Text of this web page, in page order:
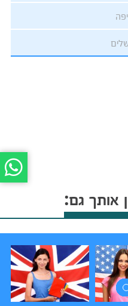
אותך גם: